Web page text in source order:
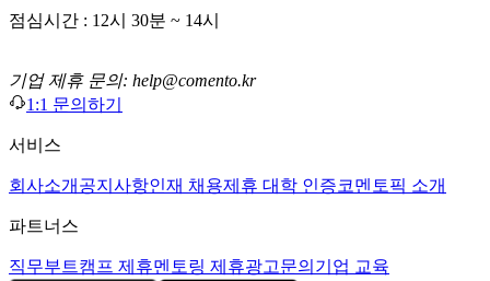
점심시간 : 12시 30분 ~ 14시
기업 제휴 문의: help@comento.kr
1:1 문의하기
서비스
회사소개 공지사항인재 채용제휴 대학 인증코멘토픽 소개
파트너스
직무부트캠프 제휴멘토링 제휴광고문의 기업 교육